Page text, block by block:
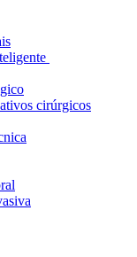
catálogo de produtos
tecnologia médica.
cirúrgicos